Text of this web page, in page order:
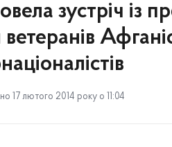
зустріч із
17 лютого 2014 року о 11:04